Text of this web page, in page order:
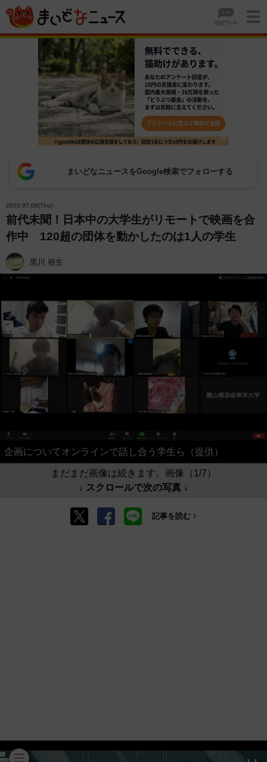
まいどなニュースをGoogle検索でフォローする
2020.07.09(Thu)
前代未聞！日本中の大学生がリモートで映画を合
作中 120超の団体を動かしたのは1人の学生
黒川 裕生
企画についてオンラインで話し合う学生ら（提供）
まだまだ画像は続きます。画像（1/7）
↓ スクロールで次の写真 ↓
記事を読む